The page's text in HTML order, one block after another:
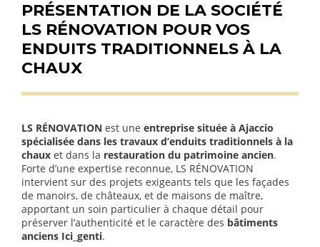
PRÉSENTATION DE LA SOCIÉTÉ
LS RÉNOVATION POUR VOS
ENDUITS TRADITIONNELS À LA
CHAUX
LS RÉNOVATION est une entreprise située à Ajaccio
spécialisée dans les travaux d’enduits traditionnels à la
chaux et dans la restauration du patrimoine ancien.
Forte d’une expertise reconnue, LS RÉNOVATION
intervient sur des projets exigeants tels que les façades
de manoirs, de châteaux, et de maisons de maître,
apportant un soin particulier à chaque détail pour
préserver l’authenticité et le caractère des bâtiments
anciens Ici_genti.